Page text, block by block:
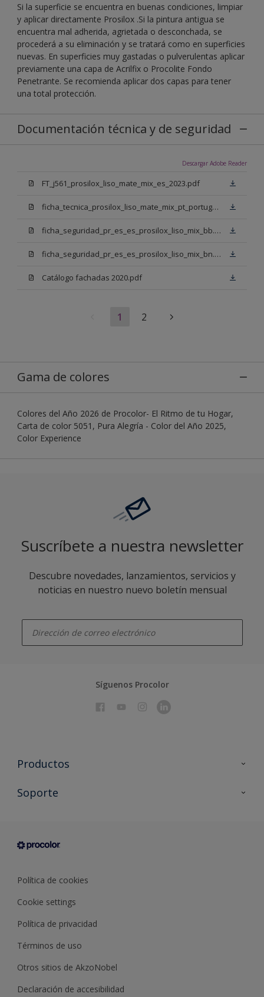
Si la superficie se encuentra en buenas condiciones, limpiar
y aplicar directamente Prosilox .Si la pintura antigua se
encuentra mal adherida, agrietada o desconchada, se
procederá a su eliminación y se tratará como en superficies
nuevas. En superficies muy gastadas o pulverulentas aplicar
previamente una capa de Acrilfix o Procolite Fondo
Penetrante. Se recomienda aplicar dos capas para tener
una total protección.
Documentación técnica y de seguridad
Descargar Adobe Reader
FT_j561_prosilox_liso_mate_mix_es_2023.pdf
ficha_tecnica_prosilox_liso_mate_mix_pt_portugal.pdf
ficha_seguridad_pr_es_es_prosilox_liso_mix_bb.pdf
ficha_seguridad_pr_es_es_prosilox_liso_mix_bn.pdf
Catálogo fachadas 2020.pdf
1 2
Gama de colores
Colores del Año 2026 de Procolor- El Ritmo de tu Hogar,
Carta de color 5051, Pura Alegría - Color del Año 2025,
Color Experience
Suscríbete a nuestra newsletter
Descubre novedades, lanzamientos, servicios y
noticias en nuestro nuevo boletín mensual
Síguenos Procolor
Productos
Todos los productos
Condiciones generales de venta
Soporte
Sobre Procolor
Política de cookies
Cookie settings
Política de privacidad
Términos de uso
Otros sitios de AkzoNobel
Declaración de accesibilidad